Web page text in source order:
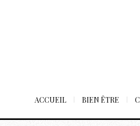
ACCUEIL BIEN ÊTRE